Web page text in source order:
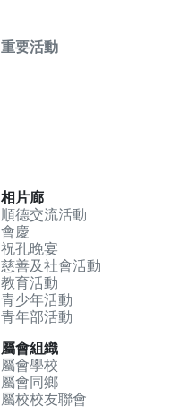
重要活動
相片廊
順德交流活動
會慶
祝孔晚宴
慈善及社會活動
教育活動
青少年活動
青年部活動
屬會組織
屬會學校
屬會同鄉
屬校校友聯會